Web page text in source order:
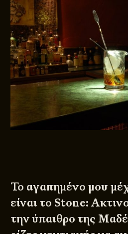
Το αγαπημένο μου
είναι το Stone:
την ύπαιθρο της